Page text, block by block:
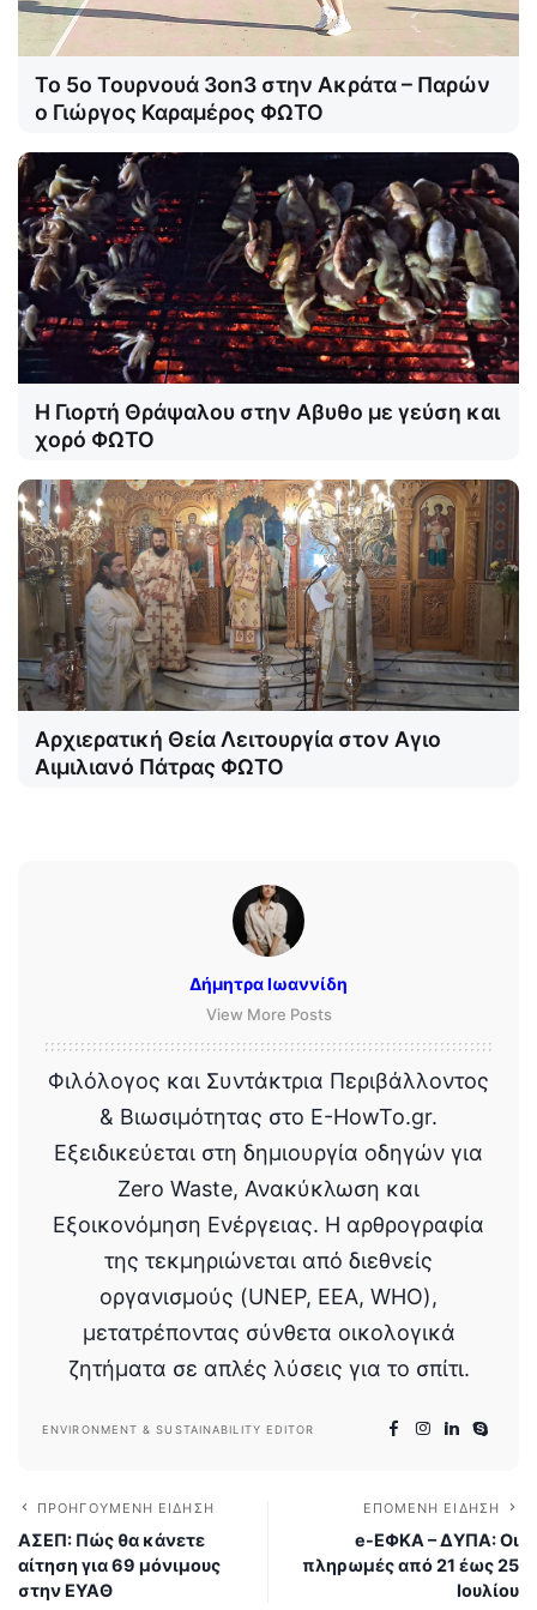
Το 5ο Τουρνουά 3on3 στην Ακράτα – Παρών
ο Γιώργος Καραμέρος ΦΩΤΟ
Η Γιορτή Θράψαλου στην Αβυθο με γεύση και
χορό ΦΩΤΟ
Αρχιερατική Θεία Λειτουργία στον Αγιο
Αιμιλιανό Πάτρας ΦΩΤΟ
Δήμητρα Ιωαννίδη
View More Posts
Φιλόλογος και Συντάκτρια Περιβάλλοντος
& Βιωσιμότητας στο E-HowTo.gr.
Εξειδικεύεται στη δημιουργία οδηγών για
Zero Waste, Ανακύκλωση και
Εξοικονόμηση Ενέργειας. Η αρθρογραφία
της τεκμηριώνεται από διεθνείς
οργανισμούς (UNEP, EEA, WHO),
μετατρέποντας σύνθετα οικολογικά
ζητήματα σε απλές λύσεις για το σπίτι.
ENVIRONMENT & SUSTAINABILITY EDITOR
ΠΡΟΗΓΟΎΜΕΝΗ ΕΊΔΗΣΗ
ΑΣΕΠ: Πώς θα κάνετε
αίτηση για 69 μόνιμους
στην ΕΥΑΘ
ΕΠΌΜΕΝΗ ΕΊΔΗΣΗ
e-ΕΦΚΑ – ΔΥΠΑ: Οι
πληρωμές από 21 έως 25
Ιουλίου